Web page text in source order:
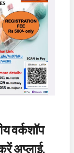
वर्कशॉप
अप्लाई,